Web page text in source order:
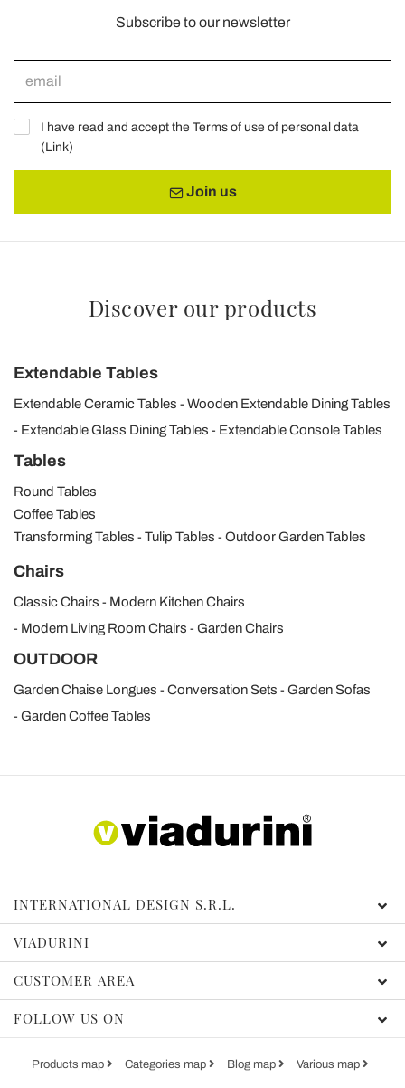
Subscribe to our newsletter
I have read and accept the Terms of use of personal data
(Link)
Join us
Discover our products
Extendable Tables
Extendable Ceramic Tables
Wooden Extendable Dining Tables
Extendable Glass Dining Tables
Extendable Console Tables
Tables
Round Tables
Coffee Tables
Transforming Tables
Tulip Tables Outdoor Garden Tables
Chairs
Classic Chairs
Modern Kitchen Chairs
Modern Living Room Chairs
Garden Chairs
OUTDOOR
Garden Chaise Longues Conversation Sets
Garden Sofas
Garden Coffee Tables
INTERNATIONAL DESIGN S.R.L.
VIADURINI
CUSTOMER AREA
FOLLOW US ON
Products map Categories map Blog map Various map